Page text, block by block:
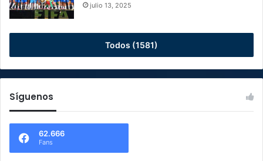
julio 13, 2025
Todos (1581)
Síguenos
62.666
Fans